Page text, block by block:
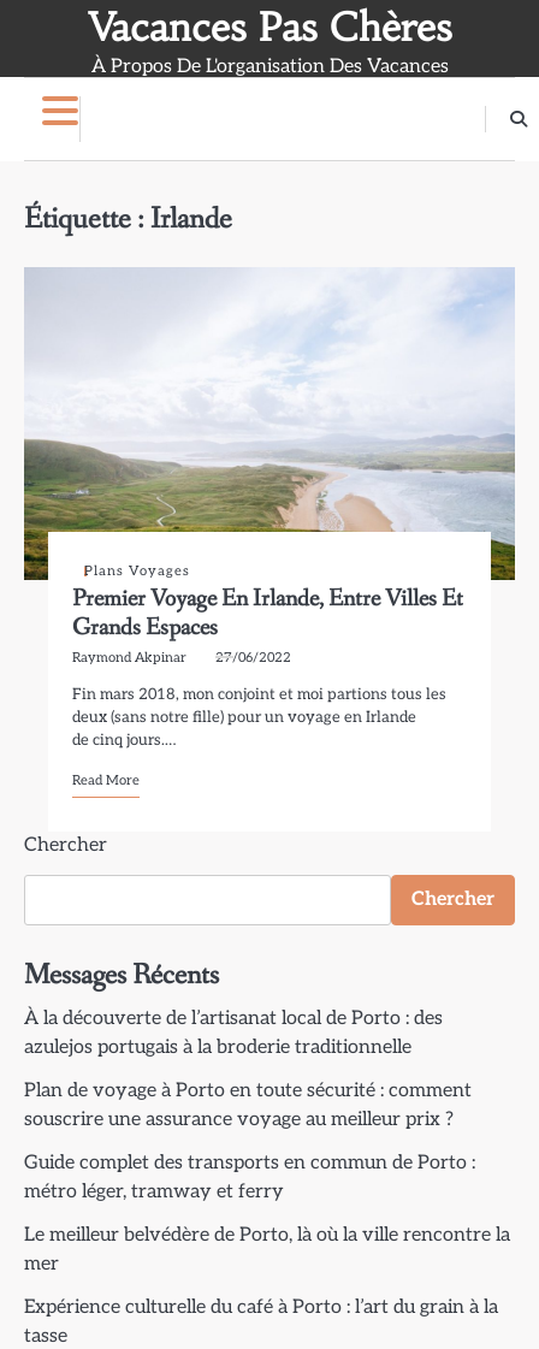
Vacances Pas Chères
À Propos De L'organisation Des Vacances
Étiquette :Irlande
Plans Voyages
Premier Voyage En Irlande, Entre Villes Et
Grands Espaces
Raymond Akpinar 27/06/2022
Fin mars 2018, mon conjoint et moi partions tous les
deux (sans notre fille) pour un voyage en Irlande
de cinq jours.…
Read More
Chercher
Chercher
Messages Récents
À la découverte de l’artisanat local de Porto : des
azulejos portugais à la broderie traditionnelle
Plan de voyage à Porto en toute sécurité : comment
souscrire une assurance voyage au meilleur prix ?
Guide complet des transports en commun de Porto :
métro léger, tramway et ferry
Le meilleur belvédère de Porto, là où la ville rencontre la
mer
Expérience culturelle du café à Porto : l’art du grain à la
tasse